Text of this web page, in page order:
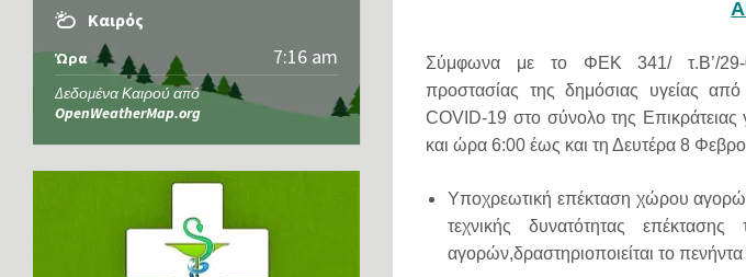
Σύμφωνα με το ΦΕΚ 341/ τ.Β’/
προστασίας της δημόσιας υγείαςαπό
COVID-19 στο σύνολο της
και ώρα 6:00 έως και τη Δευτέρα 8
Υποχρεωτική επέκταση χώρου
τεχνικής δυνατότητας
αγορών,δραστηριοποιείται το
Καιρός
Ώρα 7:16 am
Δεδομένα Καιρού από
OpenWeatherMap.org